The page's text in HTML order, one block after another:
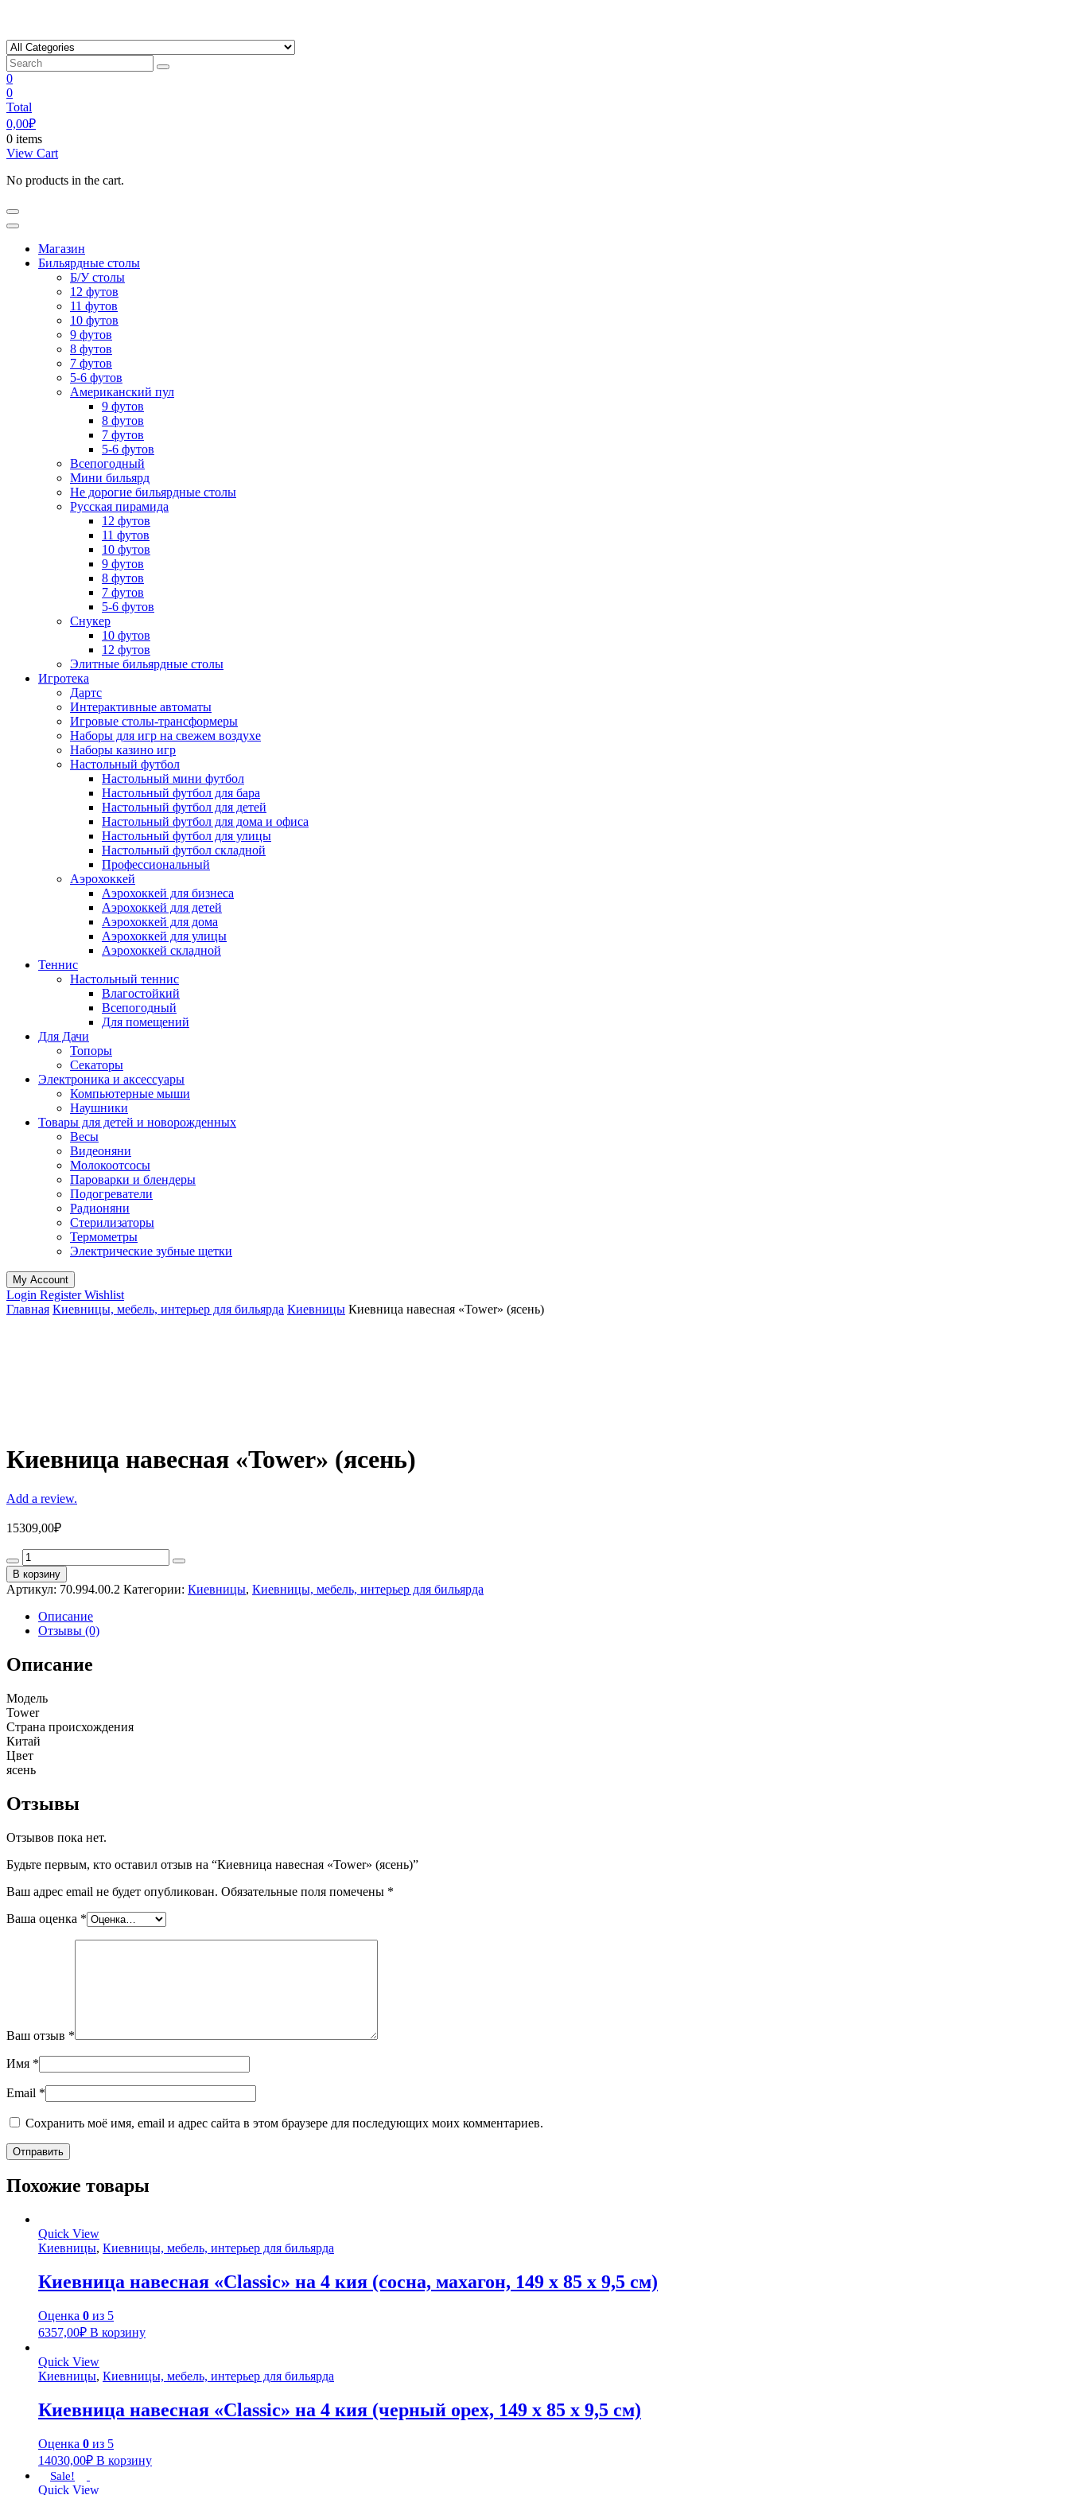
content
0
0
Total
0,00₽
0 items
View Cart
No products in the cart.
Магазин
Бильярдные столы
Б/У столы
12 футов
11 футов
10 футов
9 футов
8 футов
7 футов
5-6 футов
Американский пул
9 футов
8 футов
7 футов
5-6 футов
Всепогодный
Мини бильярд
Не дорогие бильярдные столы
Русская пирамида
12 футов
11 футов
10 футов
9 футов
8 футов
7 футов
5-6 футов
Снукер
10 футов
12 футов
Элитные бильярдные столы
Игротека
Дартс
Интерактивные автоматы
Игровые столы-трансформеры
Наборы для игр на свежем воздухе
Наборы казино игр
Настольный футбол
Настольный мини футбол
Настольный футбол для бара
Настольный футбол для детей
Настольный футбол для дома и офиса
Настольный футбол для улицы
Настольный футбол складной
Профессиональный
Аэрохоккей
Аэрохоккей для бизнеса
Аэрохоккей для детей
Аэрохоккей для дома
Аэрохоккей для улицы
Аэрохоккей складной
Теннис
Настольный теннис
Влагостойкий
Всепогодный
Для помещений
Для Дачи
Топоры
Секаторы
Электроника и аксессуары
Компьютерные мыши
Наушники
Товары для детей и новорожденных
Весы
Видеоняни
Молокоотсосы
Пароварки и блендеры
Подогреватели
Радионяни
Стерилизаторы
Термометры
Электрические зубные щетки
My Account
Login RegisterWishlist
Главная Киевницы, мебель, интерьер для бильярда Киевницы Киевница навесная «Tower» (ясень)
Киевница навесная «Tower» (ясень)
Add a review.
15309,00₽
Киевница
навесная
«Tower»
(ясень)
quantity
В корзину
Артикул: 70.994.00.2 Категории: Киевницы, Киевницы, мебель, интерьер для бильярда
Описание
Отзывы (0)
Описание
Модель
Tower
Страна происхождения
Китай
Цвет
ясень
Отзывы
Отзывов пока нет.
Будьте первым, кто оставил отзыв на “Киевница навесная «Tower» (ясень)”
Ваш адрес email не будет опубликован. Обязательные поля помечены *
Ваша оценка *
Ваш отзыв *
Имя *
Email *
Сохранить моё имя, email и адрес сайта в этом браузере для последующих моих комментариев.
Похожие товары
Quick View
Киевницы, Киевницы, мебель, интерьер для бильярда
Киевница навесная «Classic» на 4 кия (сосна, махагон, 149 х 85 х 9,5 см)
Оценка 0 из 5
6357,00₽ В корзину
Quick View
Киевницы, Киевницы, мебель, интерьер для бильярда
Киевница навесная «Classic» на 4 кия (черный орех, 149 х 85 х 9,5 см)
Оценка 0 из 5
14030,00₽ В корзину
Sale!
Quick View